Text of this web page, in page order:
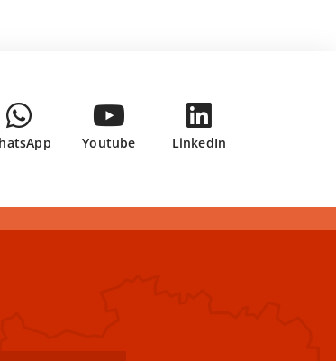
Youtube LinkedIn